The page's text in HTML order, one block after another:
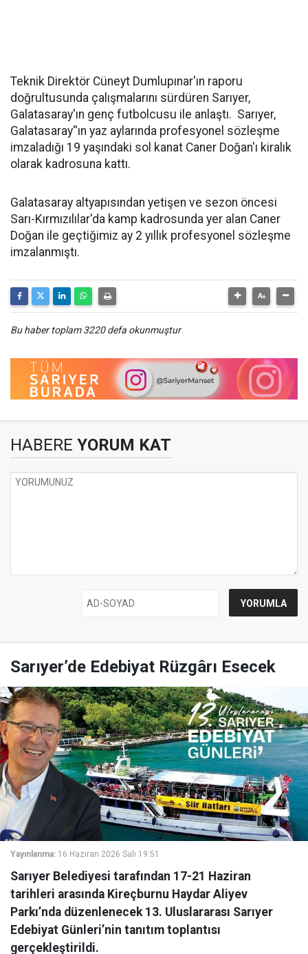
Teknik Direktör Cüneyt Dumlupınar'ın raporu
doğrultusunda çalışmalarını sürdüren Sarıyer,
Galatasaray'ın genç futbolcusu ile anlaştı. Sarıyer,
Galatasaray''ın yaz aylarında profesyonel sözleşme
imzaladığı 19 yaşındaki sol kanat Caner Doğan'ı kiralık
olarak kadrosuna kattı.
Galatasaray altyapısından yetişen ve sezon öncesi
Sarı-Kırmızılılar'da kamp kadrosunda yer alan Caner
Doğan ile geçtiğimiz ay 2 yıllık profesyonel sözleşme
imzalanmıştı.
Bu haber toplam 3220 defa okunmuştur
HABERE YORUM KAT
Sarıyer’de Edebiyat Rüzgârı Esecek
Yayınlanma: 16 Haziran 2026 Salı 19:51
Sarıyer Belediyesi tarafından 17-21 Haziran
tarihleri arasında Kireçburnu Haydar Aliyev
Parkı’nda düzenlenecek 13. Uluslararası Sarıyer
Edebiyat Günleri’nin tanıtım toplantısı
gerçekleştirildi.